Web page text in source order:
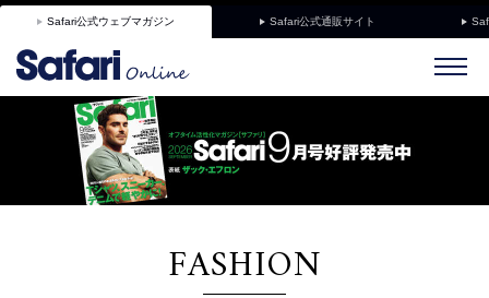
Safari公式ウェブマガジン Safari公式通販サイト
FASHION